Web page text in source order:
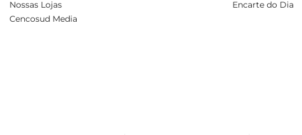
Nossas Lojas
Cencosud Media
Encarte do Dia